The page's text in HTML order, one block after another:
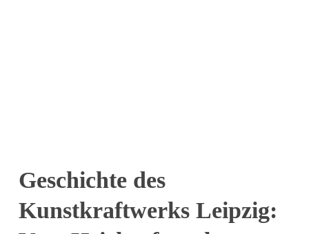
Geschichte des
Kunstkraftwerks Leipzig: